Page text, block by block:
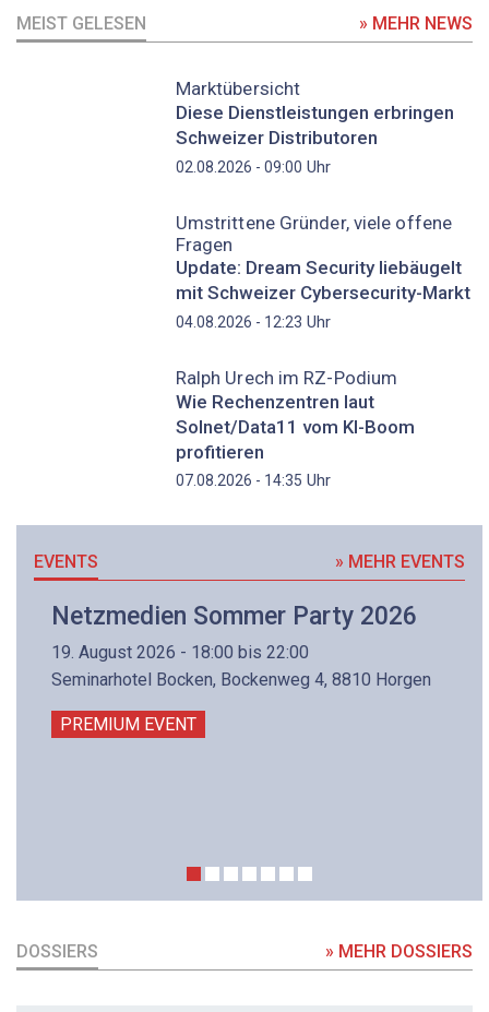
MEIST GELESEN » MEHR NEWS
Marktübersicht
Diese Dienstleistungen erbringen
Schweizer Distributoren
02.08.2026 - 09:00 Uhr
Umstrittene Gründer, viele offene
Fragen
Update: Dream Security liebäugelt
mit Schweizer Cybersecurity-Markt
04.08.2026 - 12:23 Uhr
Ralph Urech im RZ-Podium
Wie Rechenzentren laut
Solnet/Data11 vom KI-Boom
profitieren
07.08.2026 - 14:35 Uhr
EVENTS » MEHR EVENTS
Netzmedien Sommer Party 2026
19. August 2026 - 18:00 bis 22:00
Seminarhotel Bocken, Bockenweg 4, 8810 Horgen
PREMIUM EVENT
DOSSIERS » MEHR DOSSIERS